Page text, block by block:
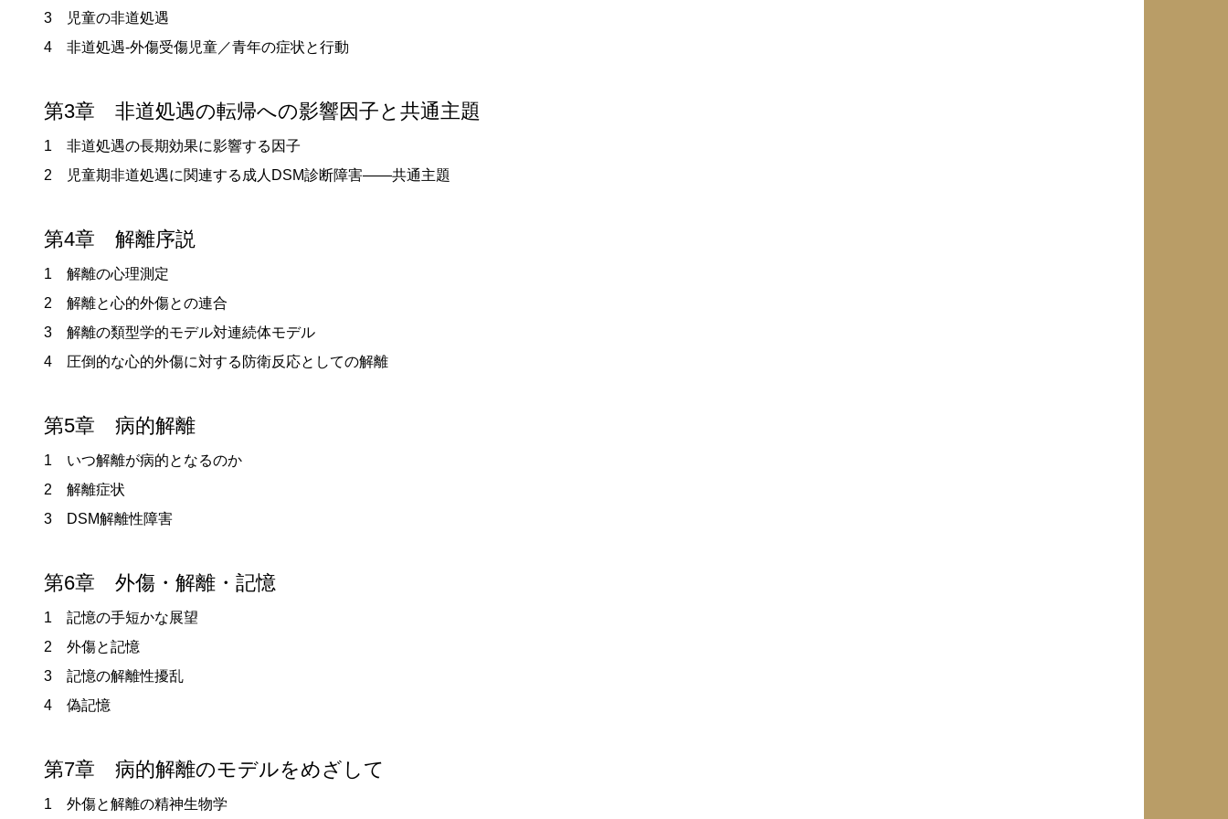
3 児童の非道処遇
4 非道処遇‐外傷受傷児童／青年の症状と行動
第3章 非道処遇の転帰への影響因子と共通主題
1 非道処遇の長期効果に影響する因子
2 児童期非道処遇に関連する成人DSM診断障害——共通主題
第4章 解離序説
1 解離の心理測定
2 解離と心的外傷との連合
3 解離の類型学的モデル対連続体モデル
4 圧倒的な心的外傷に対する防衛反応としての解離
第5章 病的解離
1 いつ解離が病的となるのか
2 解離症状
3 DSM解離性障害
第6章 外傷・解離・記憶
1 記憶の手短かな展望
2 外傷と記憶
3 記憶の解離性擾乱
4 偽記憶
第7章 病的解離のモデルをめざして
1 外傷と解離の精神生物学